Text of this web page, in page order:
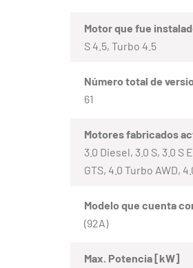
Motor que fue
S 4.5, Turbo 4.5
Número total de
61
Motores fabricados
3.0 Diesel, 3.0 S, 3.0 S
GTS, 4.0 Turbo AWD,
Modelo que cuenta
(92A)
Max. Potencia [kW]